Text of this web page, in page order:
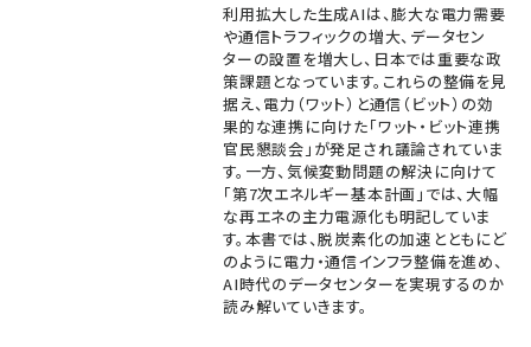
利用拡大した生成AIは、膨大な電力需要
や通信トラフィックの増大、データセン
ターの設置を増大し、日本では重要な政
策課題となっています。これらの整備を見
据え、電力（ワット）と通信（ビット）の効
果的な連携に向けた「ワット・ビット連携
官民懇談会」が発足され議論されていま
す。一方、気候変動問題の解決に向けて
「第7次エネルギー基本計画」では、大幅
な再エネの主力電源化も明記していま
す。本書では、脱炭素化の加速とともにど
のように電力・通信インフラ整備を進め、
AI時代のデータセンターを実現するのか
読み解いていきます。